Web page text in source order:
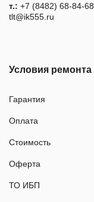
т.: +7 (8482) 68-84-68
tlt@ik555.ru
Условия ремонта
Гарантия
Оплата
Стоимость
Оферта
ТО ИБП